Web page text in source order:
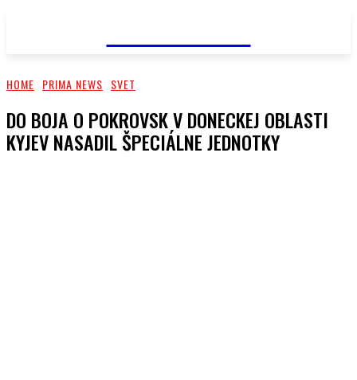
HOME PRIMA NEWS SVET
DO BOJA O POKROVSK V DONECKEJ OBLASTI
KYJEV NASADIL ŠPECIÁLNE JEDNOTKY